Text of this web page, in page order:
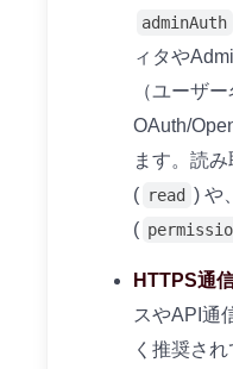
adminAuth
ィタや
（ユーザ
OAuth/
ます。読
( read ) や
(
HTTPS通
スやAPI通
く推奨され